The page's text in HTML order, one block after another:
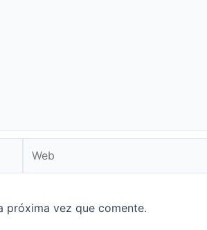
próxima vez que comente.